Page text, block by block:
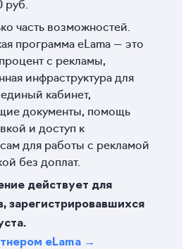
часть возможностей.
программа eLama — это
с рекламы,
инфраструктура для
единый кабинет,
документы, помощь
и доступ к
для работы с рекламой
без доплат.
действует для
зарегистрировавшихся
eLama →